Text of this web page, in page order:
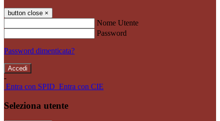
button close ×
Nome Utente
Password
Password dimenticata?
-
Entra con SPID Entra con CIE
Seleziona utente